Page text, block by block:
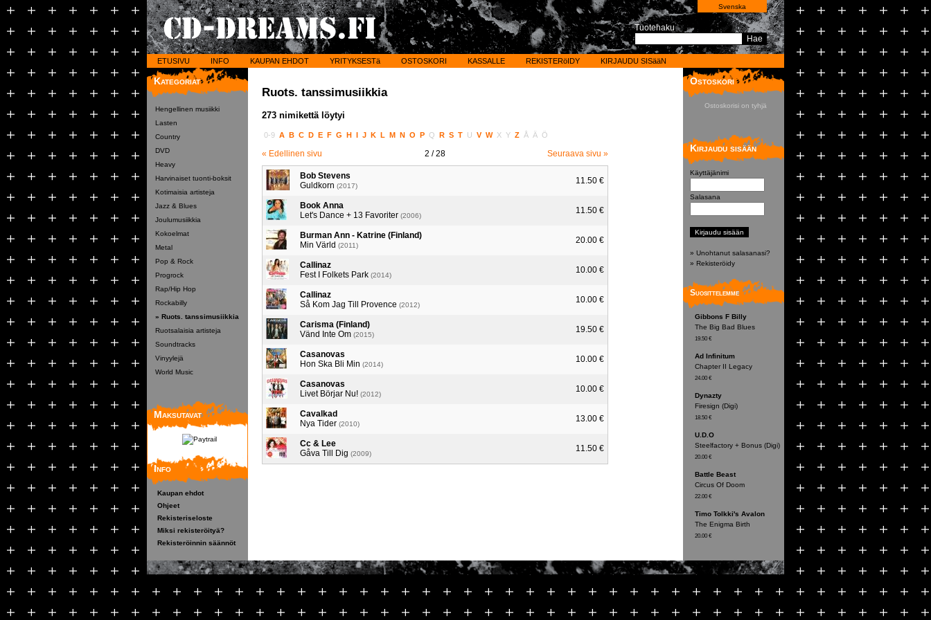
Svenska
Tuotehaku
Hae
ETUSIVU INFO KAUPAN EHDOT YRITYKSESTä OSTOSKORI KASSALLE REKISTERöIDY KIRJAUDU SISääN
Kategoriat
Hengellinen musiikki
Lasten
Country
DVD
Heavy
Harvinaiset tuonti-boksit
Kotimaisia artisteja
Jazz & Blues
Joulumusiikkia
Kokoelmat
Metal
Pop & Rock
Progrock
Rap/Hip Hop
Rockabilly
» Ruots. tanssimusiikkia
Ruotsalaisia artisteja
Soundtracks
Vinyylejä
World Music
Maksutavat
Info
Kaupan ehdot
Ohjeet
Rekisteriseloste
Miksi rekisteröityä?
Rekisteröinnin säännöt
Ruots. tanssimusiikkia
273 nimikettä löytyi
0-9 A B C D E F G H I J K L M N O P Q R S T U V W X Y Z Å Ä Ö
« Edellinen sivu 2 / 28 Seuraava sivu »
Bob Stevens
Guldkorn (2017)
11.50 €
Book Anna
Let's Dance + 13 Favoriter (2006)
11.50 €
Burman Ann - Katrine (Finland)
Min Värld (2011)
20.00 €
Callinaz
Fest I Folkets Park (2014)
10.00 €
Callinaz
Så Kom Jag Till Provence (2012)
10.00 €
Carisma (Finland)
Vänd Inte Om (2015)
19.50 €
Casanovas
Hon Ska Bli Min (2014)
10.00 €
Casanovas
Livet Börjar Nu! (2012)
10.00 €
Cavalkad
Nya Tider (2010)
13.00 €
Cc & Lee
Gåva Till Dig (2009)
11.50 €
Ostoskori
Ostoskorisi on tyhjä
Kirjaudu sisään
Käyttäjänimi
Salasana
» Unohtanut salasanasi?
» Rekisteröidy
Suosittelemme
Gibbons F Billy
The Big Bad Blues
19.50 €
Ad Infinitum
Chapter II Legacy
24.00 €
Dynazty
Firesign (Digi)
18.50 €
U.D.O
Steelfactory + Bonus (Digi)
20.00 €
Battle Beast
Circus Of Doom
22.00 €
Timo Tolkki's Avalon
The Enigma Birth
20.00 €